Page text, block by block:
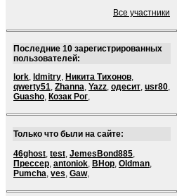
Все участники
Последние 10 зарегистрированных
пользователей:
lork, ldmitry, Никита Тихонов,
qwerty51, Zhanna, Yazz, одесит, usr80,
Guasho, Козак Рог,
Только что были на сайте:
46ghost, test, JemesBond885,
Прессер, antoniok, BHop, Oldman,
Pumcha, ves, Gaw,